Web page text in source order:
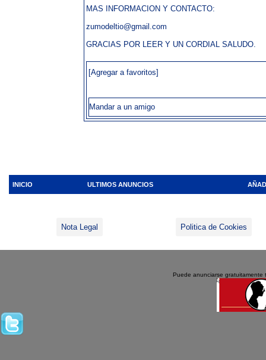
MAS INFORMACION Y CONTACTO:
zumodeltio@gmail.com
GRACIAS POR LEER Y UN CORDIAL SALUDO.
[Agregar a favoritos]
Mandar a un amigo
INICIO ULTIMOS ANUNCIOS
Nota Legal Politica de Cookies
Puede anunciarse